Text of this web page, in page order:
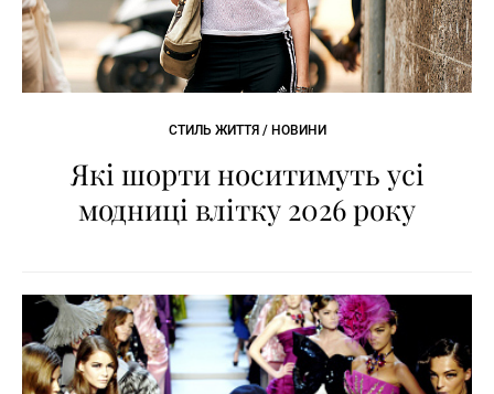
СТИЛЬ ЖИТТЯ / НОВИНИ
Які шорти носитимуть усі
модниці влітку 2026 року